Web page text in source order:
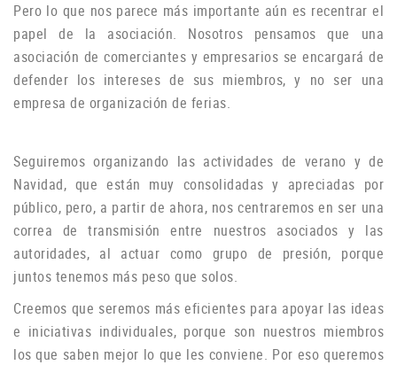
Pero lo que nos parece más importante aún es recentrar el
papel de la asociación. Nosotros pensamos que una
asociación de comerciantes y empresarios se encargará de
defender los intereses de sus miembros, y no ser una
empresa de organización de ferias.
Seguiremos organizando las actividades de verano y de
Navidad, que están muy consolidadas y apreciadas por
público, pero, a partir de ahora, nos centraremos en ser una
correa de transmisión entre nuestros asociados y las
autoridades, al actuar como grupo de presión, porque
juntos tenemos más peso que solos.
Creemos que seremos más eficientes para apoyar las ideas
e iniciativas individuales, porque son nuestros miembros
los que saben mejor lo que les conviene. Por eso queremos